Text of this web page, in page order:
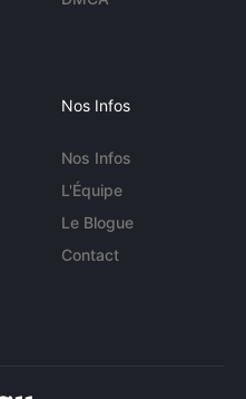
Nos Infos
Nos Infos
L'Équipe
Le Blogue
Contact